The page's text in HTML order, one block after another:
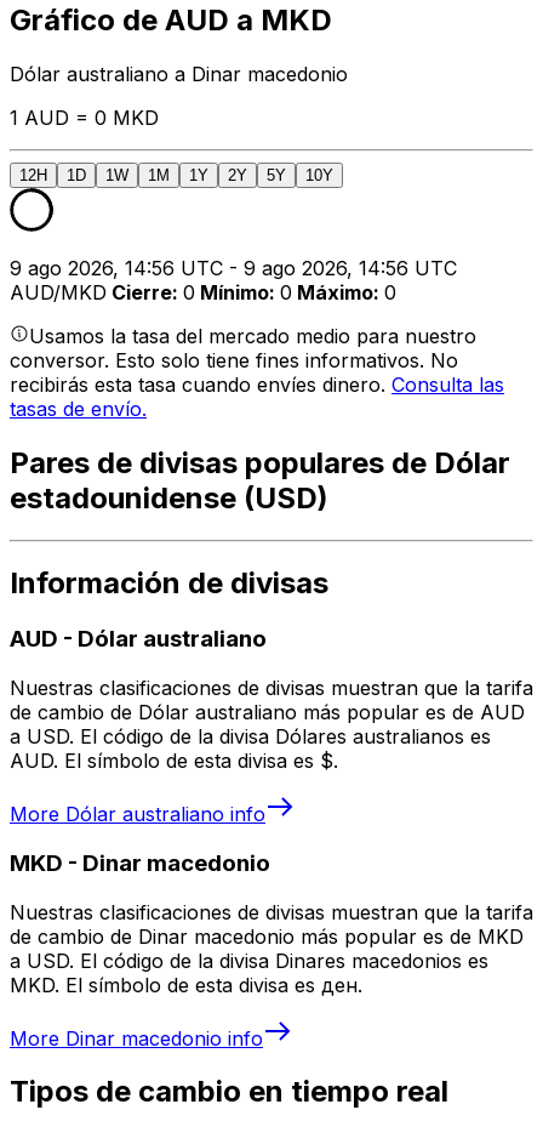
Gráfico de AUD a MKD
Dólar australiano a Dinar macedonio
1 AUD = 0 MKD
12H 1D 1W 1M 1Y 2Y 5Y 10Y
9 ago 2026, 14:56 UTC - 9 ago 2026, 14:56 UTC
AUD/MKD Cierre: 0 Mínimo: 0 Máximo: 0
Usamos la tasa del mercado medio para nuestro
conversor. Esto solo tiene fines informativos. No
recibirás esta tasa cuando envíes dinero. Consulta las
tasas de envío.
Pares de divisas populares de Dólar
estadounidense (USD)
Información de divisas
AUD - Dólar australiano
Nuestras clasificaciones de divisas muestran que la tarifa
de cambio de Dólar australiano más popular es de AUD
a USD. El código de la divisa Dólares australianos es
AUD. El símbolo de esta divisa es $.
More Dólar australiano info
MKD - Dinar macedonio
Nuestras clasificaciones de divisas muestran que la tarifa
de cambio de Dinar macedonio más popular es de MKD
a USD. El código de la divisa Dinares macedonios es
MKD. El símbolo de esta divisa es ден.
More Dinar macedonio info
Tipos de cambio en tiempo real